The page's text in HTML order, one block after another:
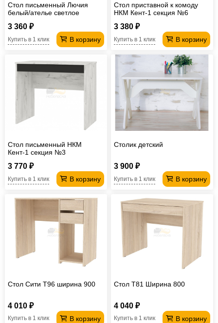
Стол письменный Лючия
белый/ателье светлое
3 360 ₽
В корзину
Купить в 1 клик
Стол приставной к комоду
НКМ Кент-1 секция №6
3 380 ₽
В корзину
Купить в 1 клик
Стол письменный НКМ
Кент-1 секция №3
3 770 ₽
В корзину
Купить в 1 клик
Столик детский
3 900 ₽
В корзину
Купить в 1 клик
Стол Сити T96 ширина 900
4 010 ₽
В корзину
Купить в 1 клик
Стол T81 Ширина 800
4 040 ₽
В корзину
Купить в 1 клик